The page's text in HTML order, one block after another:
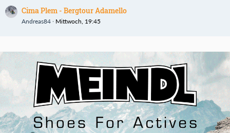
Cima Plem - Bergtour Adamello
Andreas84 Mittwoch, 19:45